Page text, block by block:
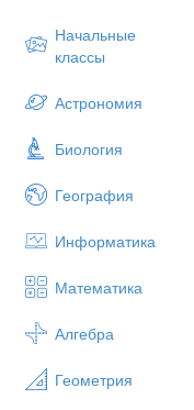
Начальные
классы
Астрономия
Биология
География
Информатика
Математика
Алгебра
Геометрия